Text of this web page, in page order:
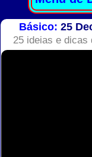
Básico: 25
25 ideias e dicas